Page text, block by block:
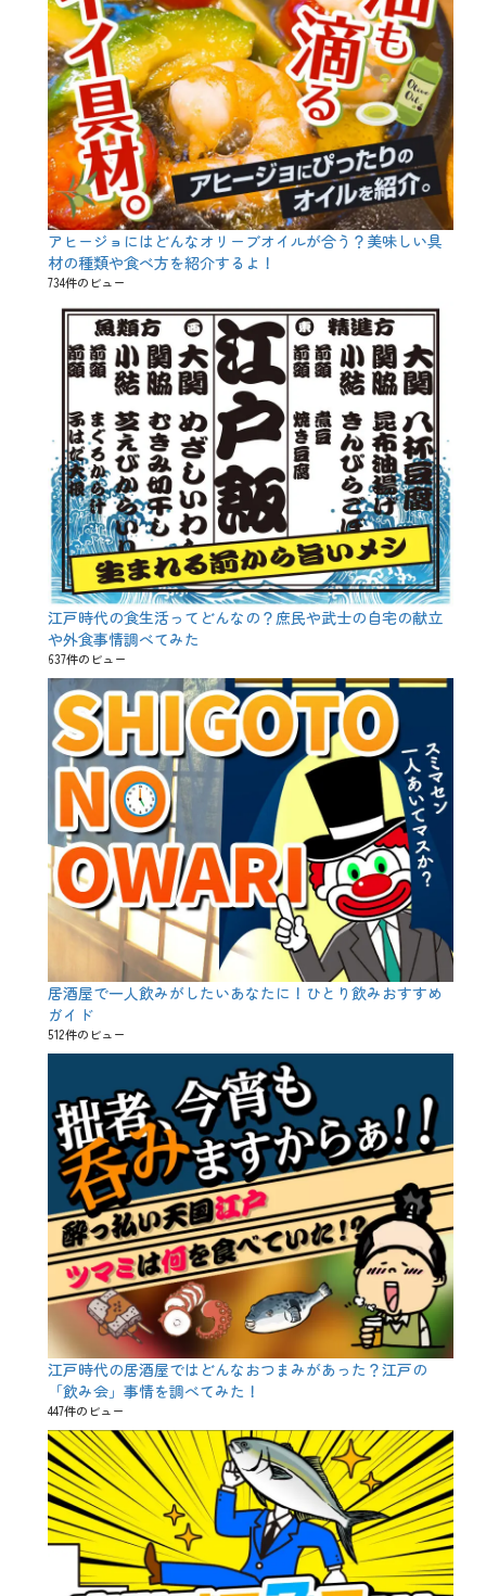
アヒージョにはどんなオリーブオイルが合う？美味しい具
材の種類や食べ方を紹介するよ！
734件のビュー
江戸時代の食生活ってどんなの？庶民や武士の自宅の献立
や外食事情調べてみた
637件のビュー
居酒屋で一人飲みがしたいあなたに！ひとり飲みおすすめ
ガイド
512件のビュー
江戸時代の居酒屋ではどんなおつまみがあった？江戸の
「飲み会」事情を調べてみた！
447件のビュー